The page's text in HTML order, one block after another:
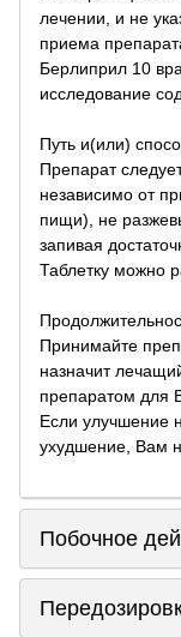
лечении, и не
приема
Берлиприл 10
исследование
Путь и(или)
Препарат
независимо от
пищи), не
запивая
Таблетку можно
Принимайте
назначит
препаратом для
Если улучшение
ухудшение, Вам
Побочное